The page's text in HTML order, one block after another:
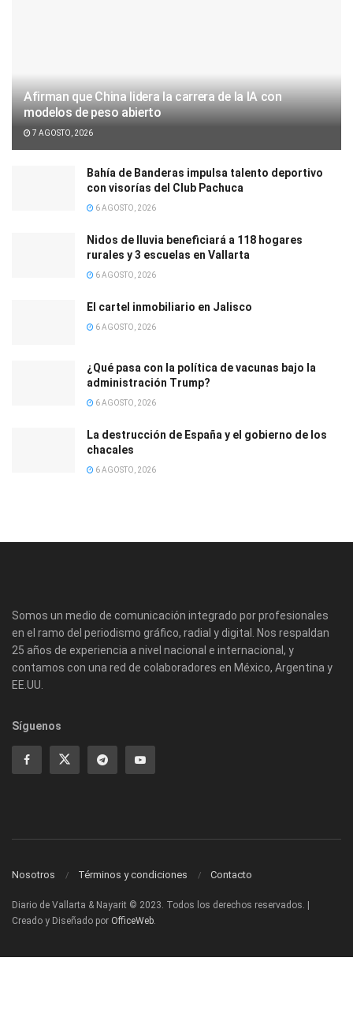
Afirman que China lidera la carrera de la IA con
modelos de peso abierto
7 AGOSTO, 2026
Bahía de Banderas impulsa talento deportivo
con visorías del Club Pachuca
6 AGOSTO, 2026
Nidos de lluvia beneficiará a 118 hogares
rurales y 3 escuelas en Vallarta
6 AGOSTO, 2026
El cartel inmobiliario en Jalisco
6 AGOSTO, 2026
¿Qué pasa con la política de vacunas bajo la
administración Trump?
6 AGOSTO, 2026
La destrucción de España y el gobierno de los
chacales
6 AGOSTO, 2026
Somos un medio de comunicación integrado por profesionales
en el ramo del periodismo gráfico, radial y digital. Nos respaldan
25 años de experiencia a nivel nacional e internacional, y
contamos con una red de colaboradores en México, Argentina y
EE.UU.
Síguenos
Nosotros Términos y condiciones Contacto
Diario de Vallarta & Nayarit © 2023. Todos los derechos reservados. |
Creado y Diseñado por OfficeWeb.